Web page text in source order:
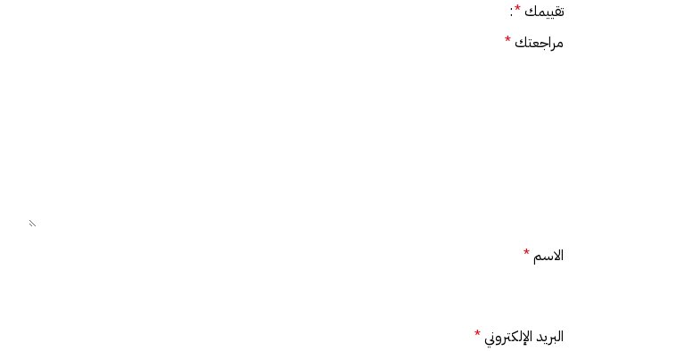
تقييمك*
مراجعتك*
الاسم*
البريد الإلكتروني*